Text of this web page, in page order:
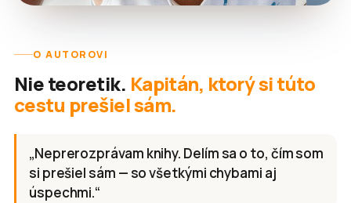
O AUTOROVI
Nie teoretik. Kapitán, ktorý si túto
cestu prešiel sám.
„Neprerozprávam knihy. Delím sa o to, čím som
si prešiel sám — so všetkými chybami aj
úspechmi.“